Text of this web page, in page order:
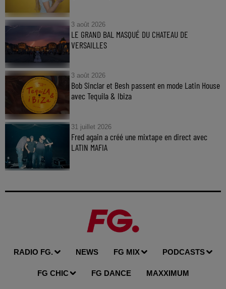
3 août 2026
LE GRAND BAL MASQUÉ DU CHATEAU DE
VERSAILLES
3 août 2026
Bob Sinclar et Besh passent en mode Latin House
avec Tequila & Ibiza
31 juillet 2026
Fred again a créé une mixtape en direct avec
LATIN MAFIA
RADIO FG. NEWS FG MIX PODCASTS
FG CHIC FG DANCE MAXXIMUM